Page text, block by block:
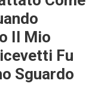
Il Mio
Fu
Sguardo